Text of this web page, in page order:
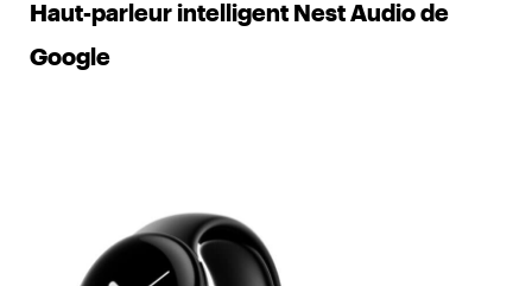
Haut-parleur intelligent Nest Audio de
Google